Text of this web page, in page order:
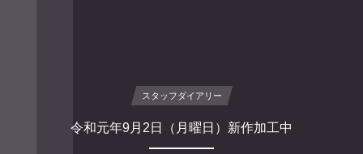
スタッフダイアリー
令和元年9月2日（月曜日）新作加工中